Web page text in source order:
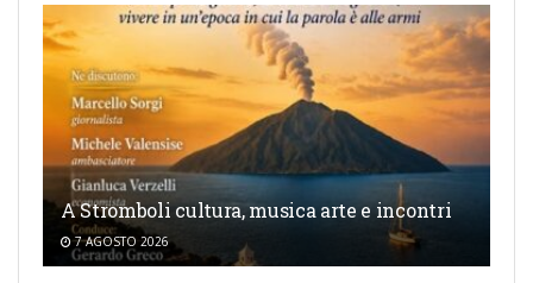
A Stromboli cultura, musica arte e incontri
7 AGOSTO 2026